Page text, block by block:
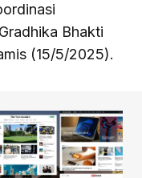
Bhakti
(15/5/2025).